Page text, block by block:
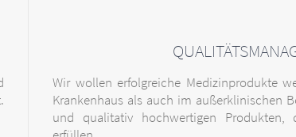
Wir wollen erfolgreiche Medizinprodukte
Krankenhaus als auch im außerklinischen
und qualitativ hochwertigen Produkten,